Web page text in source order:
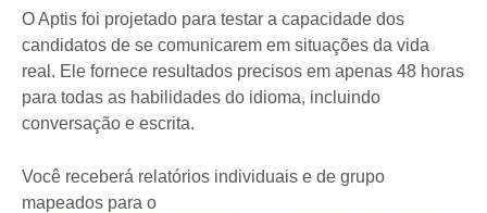
O Aptis foi projetado para testar a capacidade dos
candidatos de se comunicarem em situações da vida
real. Ele fornece resultados precisos em apenas 48 horas
para todas as habilidades do idioma, incluindo
conversação e escrita.
Você receberá relatórios individuais e de grupo
mapeados para o